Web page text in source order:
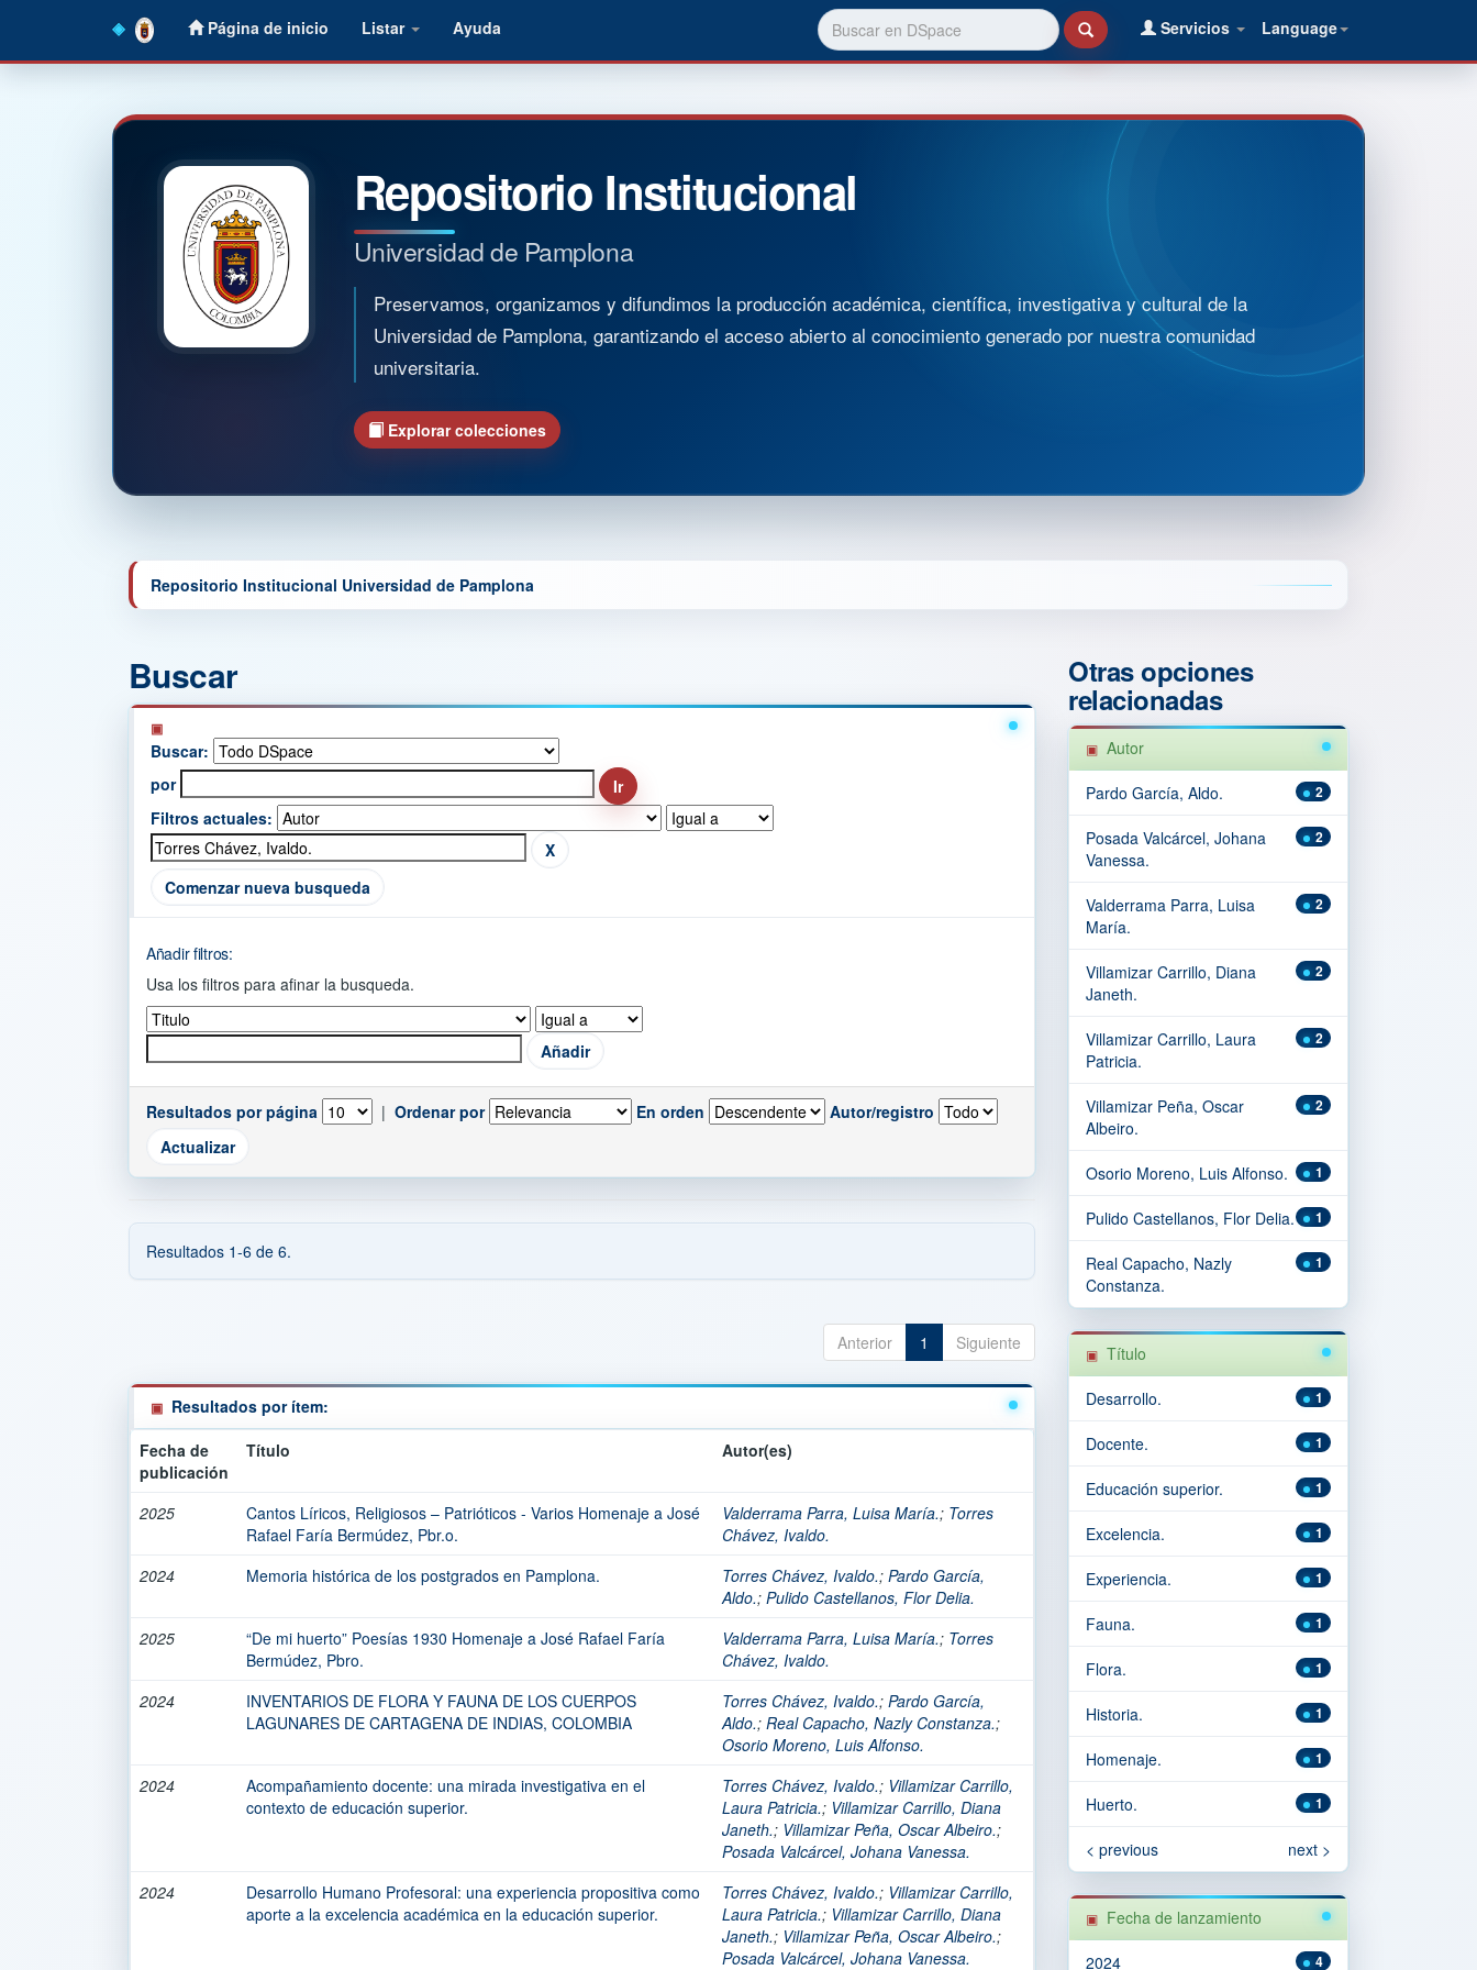
Página de inicio Listar Ayuda Language
Servicios
Repositorio Institucional
Universidad de Pamplona
Preservamos, organizamos y difundimos la producción académica, científica, investigativa y cultural de la
Universidad de Pamplona, garantizando el acceso abierto al conocimiento generado por nuestra comunidad
universitaria.
Explorar colecciones
Repositorio Institucional Universidad de Pamplona
Buscar
Buscar:
por
Filtros actuales:
Comenzar nueva busqueda
Añadir filtros:
Usa los filtros para afinar la busqueda.
Resultados por página | Ordenar por En orden Autor/registro
Resultados 1-6 de 6.
Anterior 1 Siguiente
Resultados por ítem:
Fecha de
publicación
Título Autor(es)
2025
Cantos Líricos, Religiosos – Patrióticos - Varios Homenaje a José
Rafael Faría Bermúdez, Pbr.o.
Valderrama Parra, Luisa María.; Torres
Chávez, Ivaldo.
2024
Memoria histórica de los postgrados en Pamplona. Torres Chávez, Ivaldo.; Pardo García,
Aldo.; Pulido Castellanos, Flor Delia.
2025
“De mi huerto” Poesías 1930 Homenaje a José Rafael Faría
Bermúdez, Pbro.
Valderrama Parra, Luisa María.; Torres
Chávez, Ivaldo.
2024
INVENTARIOS DE FLORA Y FAUNA DE LOS CUERPOS
LAGUNARES DE CARTAGENA DE INDIAS, COLOMBIA
Torres Chávez, Ivaldo.; Pardo García,
Aldo.; Real Capacho, Nazly Constanza.;
Osorio Moreno, Luis Alfonso.
2024
Acompañamiento docente: una mirada investigativa en el
contexto de educación superior.
Torres Chávez, Ivaldo.; Villamizar Carrillo,
Laura Patricia.; Villamizar Carrillo, Diana
Janeth.; Villamizar Peña, Oscar Albeiro.;
Posada Valcárcel, Johana Vanessa.
2024
Desarrollo Humano Profesoral: una experiencia propositiva como
aporte a la excelencia académica en la educación superior.
Torres Chávez, Ivaldo.; Villamizar Carrillo,
Laura Patricia.; Villamizar Carrillo, Diana
Janeth.; Villamizar Peña, Oscar Albeiro.;
Posada Valcárcel, Johana Vanessa.
Otras opciones
relacionadas
Autor
2
Pardo García, Aldo.
2
Posada Valcárcel, Johana
Vanessa.
2
Valderrama Parra, Luisa
María.
2
Villamizar Carrillo, Diana
Janeth.
2
Villamizar Carrillo, Laura
Patricia.
2
Villamizar Peña, Oscar
Albeiro.
1
Osorio Moreno, Luis Alfonso.
1
Pulido Castellanos, Flor Delia.
1
Real Capacho, Nazly
Constanza.
Título
1
Desarrollo.
1
Docente.
1
Educación superior.
1
Excelencia.
1
Experiencia.
1
Fauna.
1
Flora.
1
Historia.
1
Homenaje.
1
Huerto.
< previous next >
Fecha de lanzamiento
4
2024